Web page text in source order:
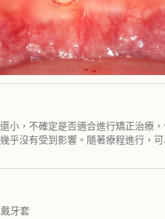
小，不確定是否適合進行矯正治療
乎沒有受到影響。隨著療程進行，
牙套